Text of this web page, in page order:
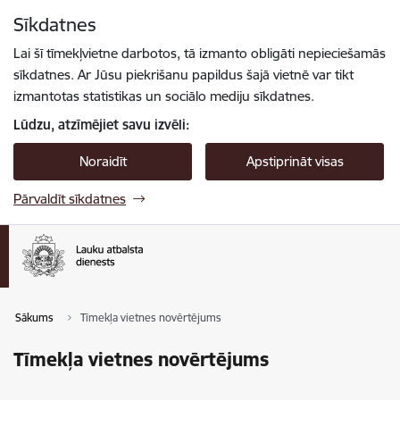
Sīkdatnes
Lai šī tīmekļvietne darbotos, tā izmanto obligāti nepieciešamās
sīkdatnes. Ar Jūsu piekrišanu papildus šajā vietnē var tikt
izmantotas statistikas un sociālo mediju sīkdatnes.
Lūdzu, atzīmējiet savu izvēli:
Noraidīt Apstiprināt visas
Pārvaldīt sīkdatnes
Sākums Tīmekļa vietnes novērtējums
Tīmekļa vietnes novērtējums